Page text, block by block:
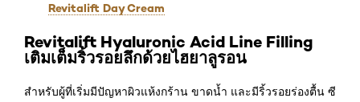
Revitalift Day Cream
Revitalift Hyaluronic Acid Line Filling
เติมเต็มริ้วรอยลึกด้วยไฮยาลูรอน
สำหรับผู้ที่เริ่มมีปัญหาผิวแห้งกร้าน ขาดน้ำ และมีริ้วรอยร่องตื้น ซี